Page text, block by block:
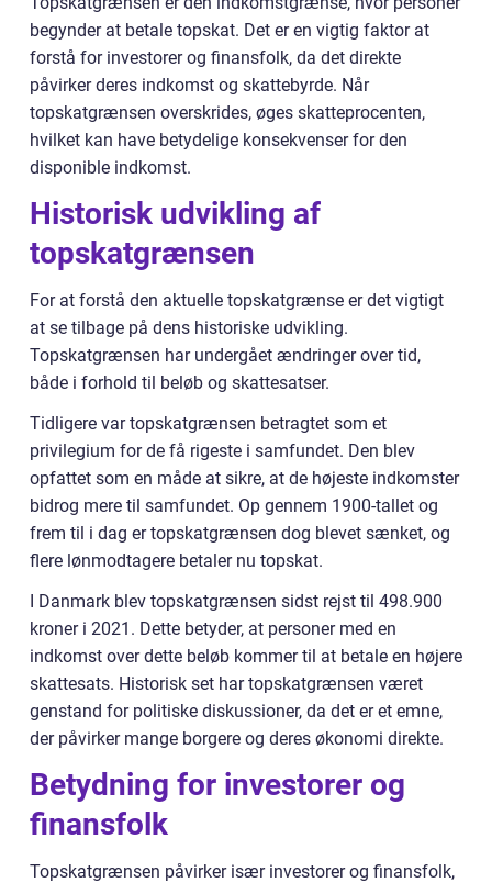
begynder at betale topskat. Det er en vigtig faktor at
forstå for investorer og finansfolk, da det direkte
påvirker deres indkomst og skattebyrde. Når
topskatgrænsen overskrides, øges skatteprocenten,
hvilket kan have betydelige konsekvenser for den
disponible indkomst.
Historisk udvikling af
topskatgrænsen
For at forstå den aktuelle topskatgrænse er det vigtigt
at se tilbage på dens historiske udvikling.
Topskatgrænsen har undergået ændringer over tid,
både i forhold til beløb og skattesatser.
Tidligere var topskatgrænsen betragtet som et
privilegium for de få rigeste i samfundet. Den blev
opfattet som en måde at sikre, at de højeste indkomster
bidrog mere til samfundet. Op gennem 1900-tallet og
frem til i dag er topskatgrænsen dog blevet sænket, og
flere lønmodtagere betaler nu topskat.
I Danmark blev topskatgrænsen sidst rejst til 498.900
kroner i 2021. Dette betyder, at personer med en
indkomst over dette beløb kommer til at betale en højere
skattesats. Historisk set har topskatgrænsen været
genstand for politiske diskussioner, da det er et emne,
der påvirker mange borgere og deres økonomi direkte.
Betydning for investorer og
finansfolk
Topskatgrænsen påvirker især investorer og finansfolk,